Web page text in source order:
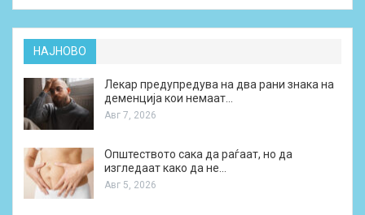
НАЈНОВО
Лекар предупредува на два рани знака на
деменција кои немаат…
Авг 7, 2026
Општеството сака да раѓаат, но да
изгледаат како да не…
Авг 5, 2026